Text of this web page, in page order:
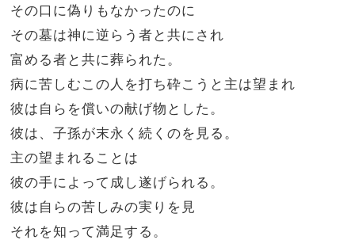
その口に偽りもなかったのに
その墓は神に逆らう者と共にされ
富める者と共に葬られた。
病に苦しむこの人を打ち砕こうと主は望まれ
彼は自らを償いの献げ物とした。
彼は、子孫が末永く続くのを見る。
主の望まれることは
彼の手によって成し遂げられる。
彼は自らの苦しみの実りを見
それを知って満足する。